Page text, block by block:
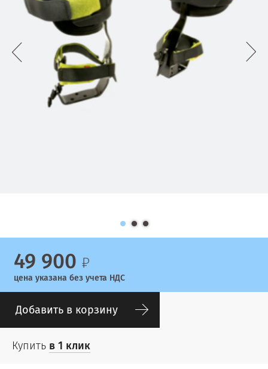
49 900
цена указана без учета НДС
Добавить в корзину
Купить в 1 клик